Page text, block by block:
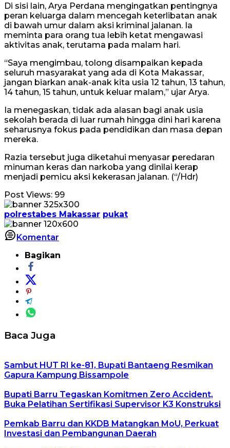
Di sisi lain, Arya Perdana mengingatkan pentingnya
peran keluarga dalam mencegah keterlibatan anak
di bawah umur dalam aksi kriminal jalanan. Ia
meminta para orang tua lebih ketat mengawasi
aktivitas anak, terutama pada malam hari.
“Saya mengimbau, tolong disampaikan kepada
seluruh masyarakat yang ada di Kota Makassar,
jangan biarkan anak-anak kita usia 12 tahun, 13 tahun,
14 tahun, 15 tahun, untuk keluar malam,” ujar Arya.
Ia menegaskan, tidak ada alasan bagi anak usia
sekolah berada di luar rumah hingga dini hari karena
seharusnya fokus pada pendidikan dan masa depan
mereka.
Razia tersebut juga diketahui menyasar peredaran
minuman keras dan narkoba yang dinilai kerap
menjadi pemicu aksi kekerasan jalanan. (“/Hdr)
Post Views: 99
polrestabes Makassar pukat
Komentar
Bagikan
Baca Juga
Sambut HUT RI ke-81, Bupati Bantaeng Resmikan
Gapura Kampung Bissampole
Bupati Barru Tegaskan Komitmen Zero Accident,
Buka Pelatihan Sertifikasi Supervisor K3 Konstruksi
Pemkab Barru dan KKDB Matangkan MoU, Perkuat
Investasi dan Pembangunan Daerah